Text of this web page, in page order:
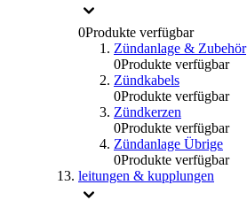
0Produkte verfügbar
Zündanlage & Zubehör
0Produkte verfügbar
Zündkabels
0Produkte verfügbar
Zündkerzen
0Produkte verfügbar
Zündanlage Übrige
0Produkte verfügbar
leitungen & kupplungen